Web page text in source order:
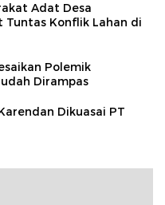
Adat Desa
Tuntas Konflik Lahan di
Polemik
Dirampas
Dikuasai PT